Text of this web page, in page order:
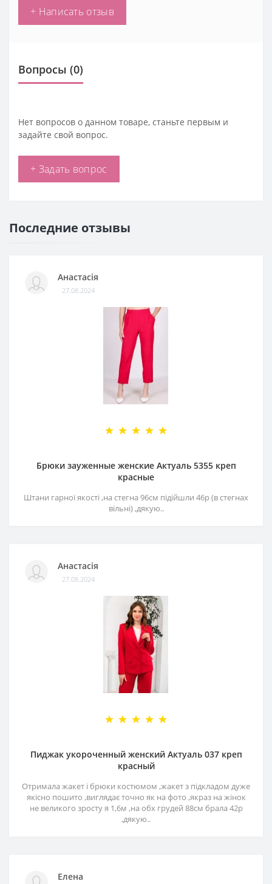
+ Написать отзыв
Вопросы (0)
Нет вопросов о данном товаре, станьте первым и
задайте свой вопрос.
+ Задать вопрос
Последние отзывы
Анастасія
27.08.2024
Брюки зауженные женские Актуаль 5355 креп
красные
Штани гарної якості ,на стегна 96см підійшли 46р (в стегнах
вільні) ,дякую..
Анастасія
27.08.2024
Пиджак укороченный женский Актуаль 037 креп
красный
Отримала жакет і брюки костюмом ,жакет з підкладом дуже
якісно пошито ,виглядає точно як на фото ,якраз на жінок
не великого зросту я 1,6м ,на обх грудей 88см брала 42р
,дякую..
Елена